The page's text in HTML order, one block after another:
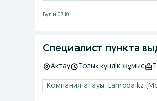
Бүгін 07:10
Специалист пункта
Актау Толық күндік жұмыс
Компания атауы: Lamoda.kz